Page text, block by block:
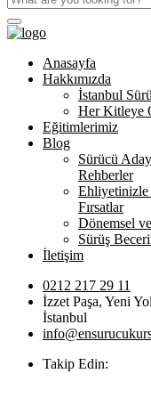
Anasayfa
Hakkımızda
İstanbul
Her Kitleye
Eğitimlerimiz
Blog
Sürücü
Rehberler
Ehliyetinizle
Fırsatlar
Dönemsel
Sürüş
İletişim
0212 217 29 11
İzzet Paşa, Yeni
İstanbul
Takip Edin: